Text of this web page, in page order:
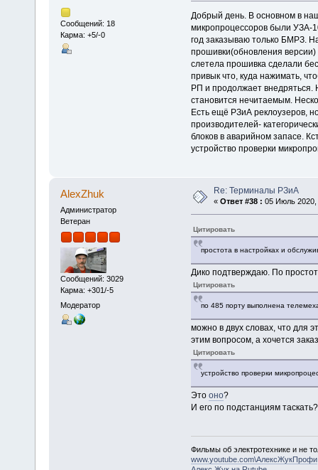
Сообщений: 18
Карма: +5/-0
Добрый день. В основном в
микропроцессоров были УЗА-
год заказываю только БМРЗ.
прошивки(обновления версии)
слетела прошивка сделали
привык что, куда нажимать,
РП и продолжает внедряться.
становится нечитаемым.
Есть ещё РЗиА реклоузеров,
производителей-
блоков в аварийном запасе.
устройство проверки
AlexZhuk
Администратор
Ветеран
Сообщений: 3029
Карма: +301/-5
Модератор
Re: Терминалы РЗиА
« Ответ #38 : 05 Июль 2020,
Цитировать
простота в настройках и
Дико подтверждаю. По
Цитировать
по 485 порту выполнена
можно в двух словах, что для
этим вопросом, а хочется
Цитировать
устройство проверки
Это оно?
И его по подстанциям
Фильмы об электротехнике и не
www.youtube.com\АлексЖукПрофи